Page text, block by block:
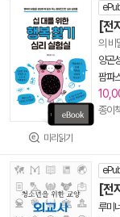
미리읽기
[전
의 비
양곤
팜파
종이
[전
루미